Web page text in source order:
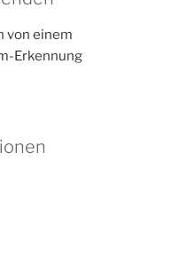
von einem
Erkennung